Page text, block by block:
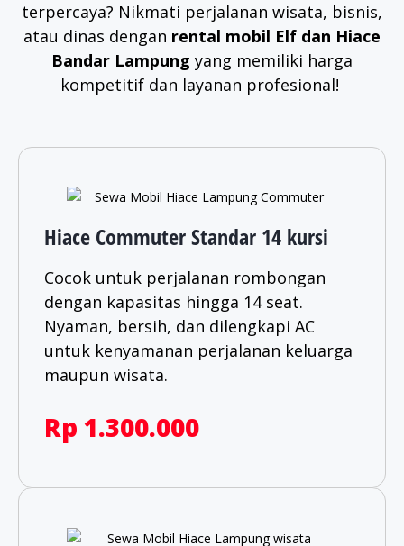
terpercaya? Nikmati perjalanan wisata, bisnis,
atau dinas dengan rental mobil Elf dan Hiace
Bandar Lampung yang memiliki harga
kompetitif dan layanan profesional!
Hiace Commuter Standar 14 kursi
Cocok untuk perjalanan rombongan
dengan kapasitas hingga 14 seat.
Nyaman, bersih, dan dilengkapi AC
untuk kenyamanan perjalanan keluarga
maupun wisata.​
Rp 1.300.000